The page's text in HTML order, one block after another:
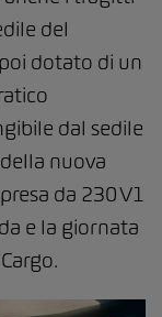
del
dotato di un
dal sedile
nuova
da 230 V1
e la giornata